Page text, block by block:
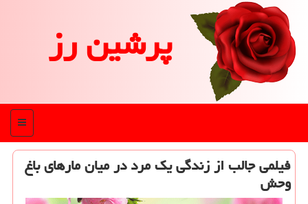
پرشین رز
منو
فیلمی جالب از زندگی یك مرد در میان مارهای باغ
وحش